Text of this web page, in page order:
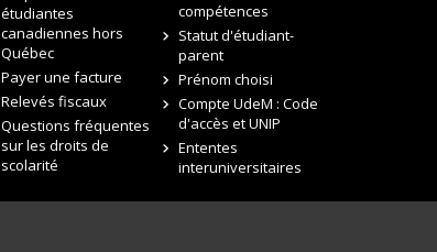
étudiantes
canadiennes hors
Québec
Payer une facture
Relevés fiscaux
Questions fréquentes
sur les droits de
scolarité
compétences
Statut d'étudiant-
parent
Prénom choisi
Compte UdeM : Code
d'accès et UNIP
Ententes
interuniversitaires